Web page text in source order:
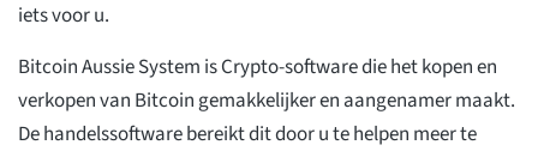
iets voor u.
Bitcoin Aussie System is Crypto-software die het kopen en
verkopen van Bitcoin gemakkelijker en aangenamer maakt.
De handelssoftware bereikt dit door u te helpen meer te